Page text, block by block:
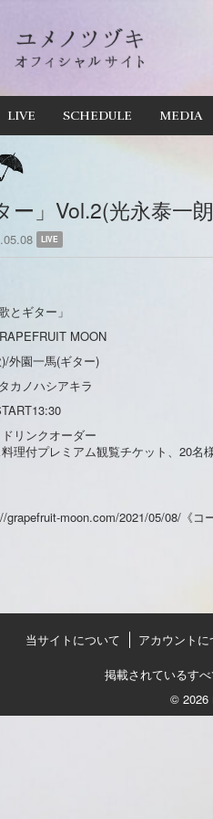
LIVE SCHEDULE MEDIA
ー」Vol.2(光永泰一
LIVE
とギター」
MOON
外園一馬(ギター)
カノハシアキラ
リンクオーダー
理付プレミアム観覧チケット、20名
grapefruit-moon.com/2021/05/08/《
当サイトについて アカウントに
掲載されているす
© 2026